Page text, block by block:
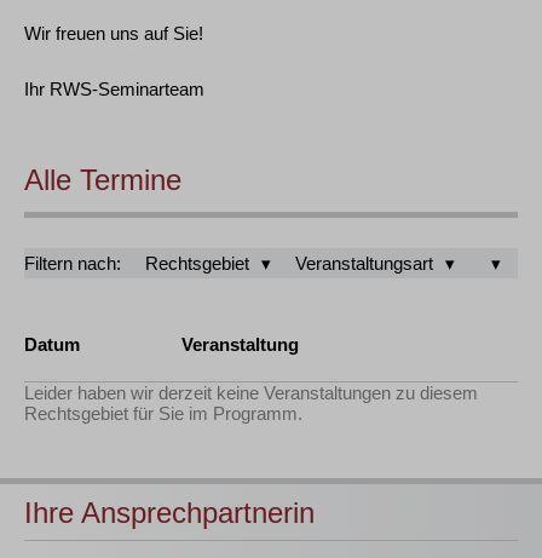
Wir freuen uns auf Sie!
Ihr RWS-Seminarteam
Alle Termine
Filtern nach: Rechtsgebiet Veranstaltungsart
Datum Veranstaltung
Leider haben wir derzeit keine Veranstaltungen zu diesem
Rechtsgebiet für Sie im Programm.
Ihre Ansprechpartnerin